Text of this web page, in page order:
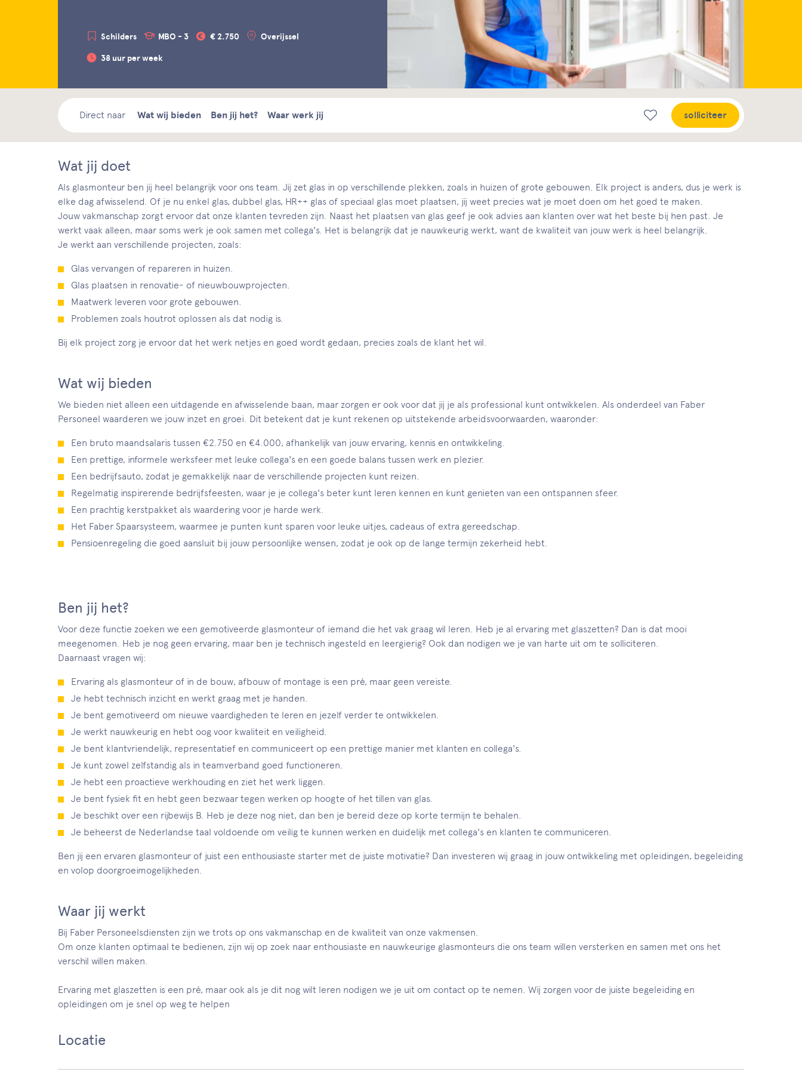
Schilders MBO - 3 € 2.750 Overijssel
38 uur per week
Direct naar Wat wij bieden Ben jij het? Waar werk jij solliciteer
Wat jij doet
Als glasmonteur ben jij heel belangrijk voor ons team. Jij zet glas in op verschillende plekken, zoals in huizen of grote gebouwen. Elk project is anders, dus je werk is
elke dag afwisselend. Of je nu enkel glas, dubbel glas, HR++ glas of speciaal glas moet plaatsen, jij weet precies wat je moet doen om het goed te maken.
Jouw vakmanschap zorgt ervoor dat onze klanten tevreden zijn. Naast het plaatsen van glas geef je ook advies aan klanten over wat het beste bij hen past. Je
werkt vaak alleen, maar soms werk je ook samen met collega's. Het is belangrijk dat je nauwkeurig werkt, want de kwaliteit van jouw werk is heel belangrijk.
Je werkt aan verschillende projecten, zoals:
Glas vervangen of repareren in huizen.
Glas plaatsen in renovatie- of nieuwbouwprojecten.
Maatwerk leveren voor grote gebouwen.
Problemen zoals houtrot oplossen als dat nodig is.
Bij elk project zorg je ervoor dat het werk netjes en goed wordt gedaan, precies zoals de klant het wil.
Wat wij bieden
We bieden niet alleen een uitdagende en afwisselende baan, maar zorgen er ook voor dat jij je als professional kunt ontwikkelen. Als onderdeel van Faber
Personeel waarderen we jouw inzet en groei. Dit betekent dat je kunt rekenen op uitstekende arbeidsvoorwaarden, waaronder:
Een bruto maandsalaris tussen €2.750 en €4.000, afhankelijk van jouw ervaring, kennis en ontwikkeling.
Een prettige, informele werksfeer met leuke collega's en een goede balans tussen werk en plezier.
Een bedrijfsauto, zodat je gemakkelijk naar de verschillende projecten kunt reizen.
Regelmatig inspirerende bedrijfsfeesten, waar je je collega's beter kunt leren kennen en kunt genieten van een ontspannen sfeer.
Een prachtig kerstpakket als waardering voor je harde werk.
Het Faber Spaarsysteem, waarmee je punten kunt sparen voor leuke uitjes, cadeaus of extra gereedschap.
Pensioenregeling die goed aansluit bij jouw persoonlijke wensen, zodat je ook op de lange termijn zekerheid hebt.
Ben jij het?
Voor deze functie zoeken we een gemotiveerde glasmonteur of iemand die het vak graag wil leren. Heb je al ervaring met glaszetten? Dan is dat mooi
meegenomen. Heb je nog geen ervaring, maar ben je technisch ingesteld en leergierig? Ook dan nodigen we je van harte uit om te solliciteren.
Daarnaast vragen wij:
Ervaring als glasmonteur of in de bouw, afbouw of montage is een pré, maar geen vereiste.
Je hebt technisch inzicht en werkt graag met je handen.
Je bent gemotiveerd om nieuwe vaardigheden te leren en jezelf verder te ontwikkelen.
Je werkt nauwkeurig en hebt oog voor kwaliteit en veiligheid.
Je bent klantvriendelijk, representatief en communiceert op een prettige manier met klanten en collega's.
Je kunt zowel zelfstandig als in teamverband goed functioneren.
Je hebt een proactieve werkhouding en ziet het werk liggen.
Je bent fysiek fit en hebt geen bezwaar tegen werken op hoogte of het tillen van glas.
Je beschikt over een rijbewijs B. Heb je deze nog niet, dan ben je bereid deze op korte termijn te behalen.
Je beheerst de Nederlandse taal voldoende om veilig te kunnen werken en duidelijk met collega's en klanten te communiceren.
Ben jij een ervaren glasmonteur of juist een enthousiaste starter met de juiste motivatie? Dan investeren wij graag in jouw ontwikkeling met opleidingen, begeleiding
en volop doorgroeimogelijkheden.
Waar jij werkt
Bij Faber Personeelsdiensten zijn we trots op ons vakmanschap en de kwaliteit van onze vakmensen.
Om onze klanten optimaal te bedienen, zijn wij op zoek naar enthousiaste en nauwkeurige glasmonteurs die ons team willen versterken en samen met ons het
verschil willen maken.
Ervaring met glaszetten is een pré, maar ook als je dit nog wilt leren nodigen we je uit om contact op te nemen. Wij zorgen voor de juiste begeleiding en
opleidingen om je snel op weg te helpen
Locatie